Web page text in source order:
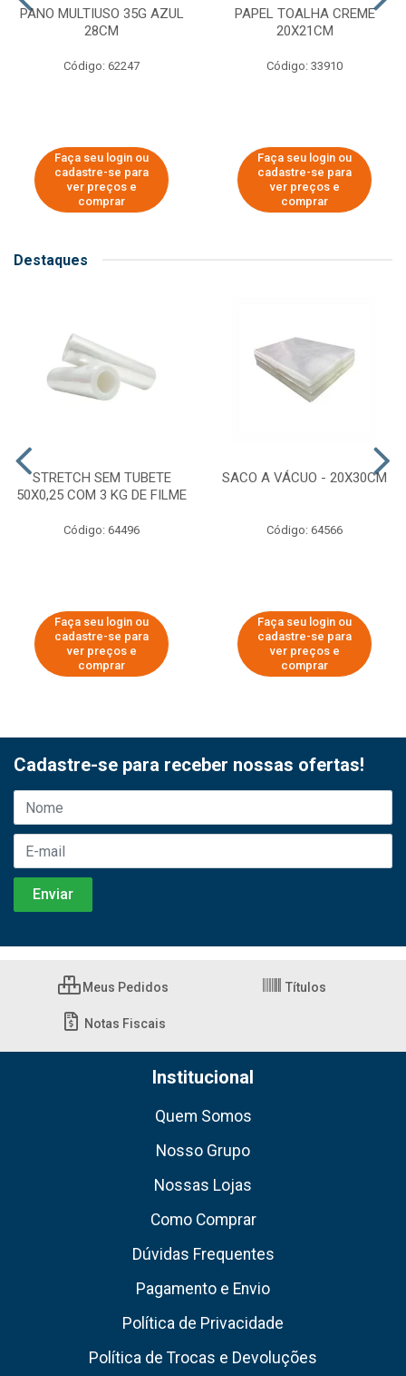
PANO MULTIUSO 35G AZUL
28CM
Código: 62247
Faça seu login ou
cadastre-se para
ver preços e
comprar
PAPEL TOALHA CREME
20X21CM
Código: 33910
Faça seu login ou
cadastre-se para
ver preços e
comprar
Destaques
STRETCH SEM TUBETE
50X0,25 COM 3 KG DE FILME
Código: 64496
Faça seu login ou
cadastre-se para
ver preços e
comprar
SACO A VÁCUO - 20X30CM
Código: 64566
Faça seu login ou
cadastre-se para
ver preços e
comprar
Cadastre-se para receber nossas ofertas!
Meus Pedidos Títulos
Notas Fiscais
Institucional
Quem Somos
Nosso Grupo
Nossas Lojas
Como Comprar
Dúvidas Frequentes
Pagamento e Envio
Política de Privacidade
Política de Trocas e Devoluções